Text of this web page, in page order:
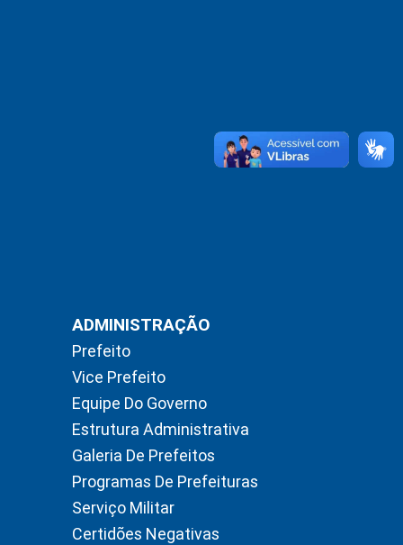
ADMINISTRAÇÃO
Prefeito
Vice Prefeito
Equipe Do Governo
Estrutura Administrativa
Galeria De Prefeitos
Programas De Prefeituras
Serviço Militar
Certidões Negativas